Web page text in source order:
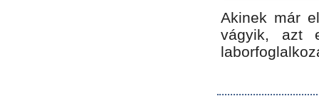
Akinek már
vágyik, azt